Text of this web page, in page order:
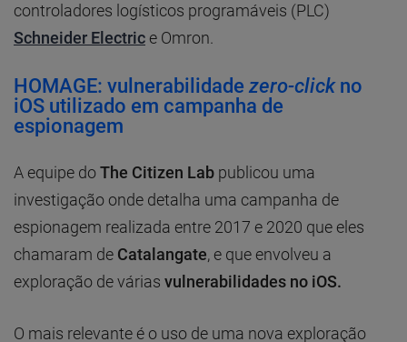
controladores logísticos programáveis (PLC)
Schneider Electric e Omron.
HOMAGE: vulnerabilidade zero-clickno
iOS utilizado em campanha de
espionagem
A equipe doThe Citizen Lab publicou uma
investigação onde detalha uma campanha de
espionagem realizada entre 2017 e 2020 que eles
chamaram de Catalangate, e que envolveu a
exploração de várias vulnerabilidades no iOS.
O mais relevante é o uso de uma nova exploração